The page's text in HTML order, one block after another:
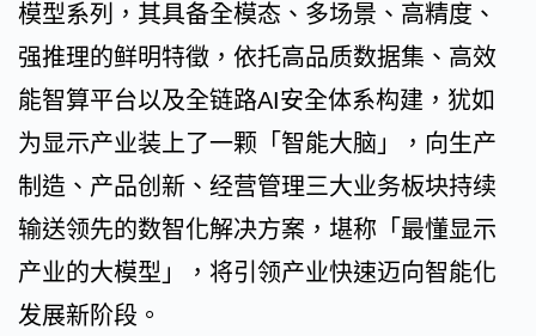
模型系列，其具备全模态、多场景、高精度、
强推理的鲜明特徵，依托高品质数据集、高效
能智算平台以及全链路AI安全体系构建，犹如
为显示产业装上了一颗「智能大脑」，向生产
制造、产品创新、经营管理三大业务板块持续
输送领先的数智化解决方案，堪称「最懂显示
产业的大模型」，将引领产业快速迈向智能化
发展新阶段。